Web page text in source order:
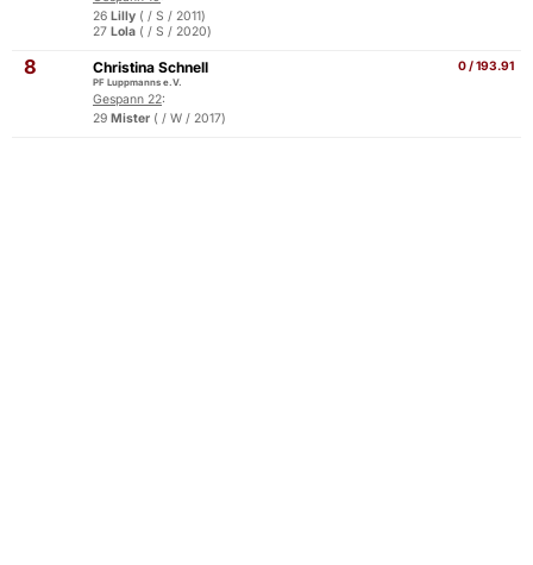
26 Lilly ( / S / 2011)
27 Lola ( / S / 2020)
8 0 / 193.91
Christina Schnell
PF Luppmanns e.V.
Gespann 22:
29 Mister ( / W / 2017)